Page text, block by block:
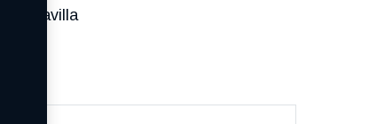
Saatavilla